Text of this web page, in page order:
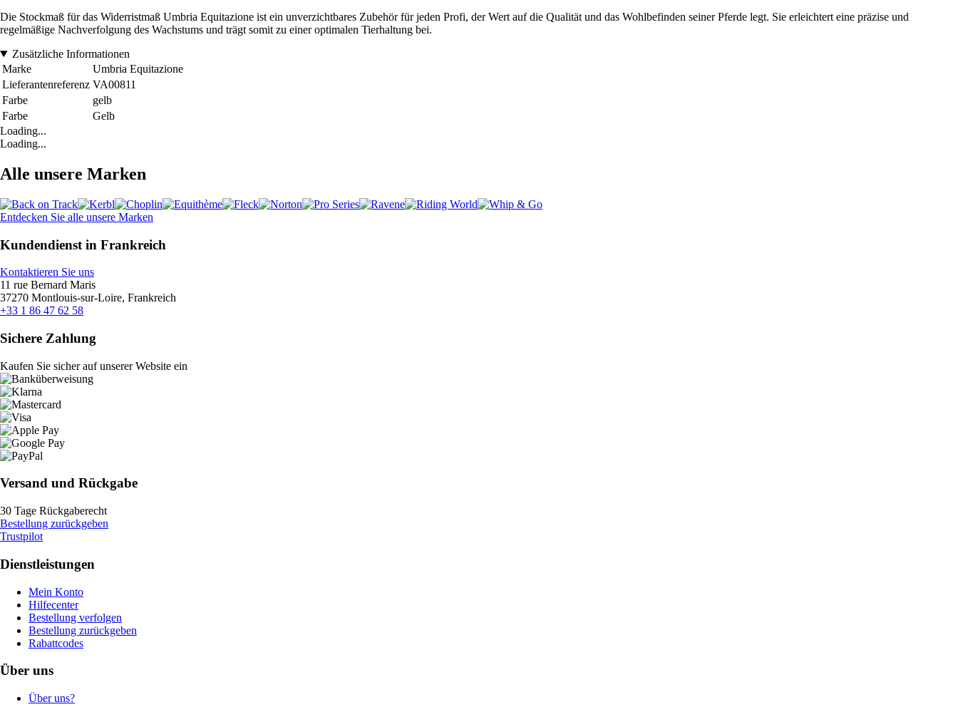
Die Stockmaß für das Widerristmaß Umbria Equitazione ist ein unverzichtbares Zubehör für jeden Profi, der Wert auf die Qualität und das Wohlbefinden seiner Pferde legt. Sie erleichtert eine präzise und
regelmäßige Nachverfolgung des Wachstums und trägt somit zu einer optimalen Tierhaltung bei.
Zusätzliche Informationen
Marke
Umbria Equitazione
Lieferantenreferenz VA00811
Farbe
gelb
Farbe
Gelb
Loading...
Loading...
Alle unsere Marken
Entdecken Sie alle unsere Marken
Kundendienst in Frankreich
Kontaktieren Sie uns
11 rue Bernard Maris
37270 Montlouis-sur-Loire, Frankreich
+33 1 86 47 62 58
Sichere Zahlung
Kaufen Sie sicher auf unserer Website ein
Versand und Rückgabe
30 Tage Rückgaberecht
Bestellung zurückgeben
Trustpilot
Dienstleistungen
Mein Konto
Hilfecenter
Bestellung verfolgen
Bestellung zurückgeben
Rabattcodes
Über uns
Über uns?